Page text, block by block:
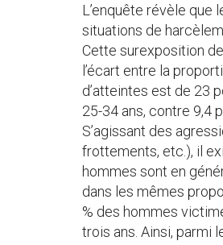
L’enquête révèle que
situations de
Cette surexposition
l’écart entre la
d’atteintes est de 23
25-34 ans, contre 9,4
S’agissant des
frottements, etc.), il
hommes sont en
dans les mêmes
% des hommes
trois ans. Ainsi, parmi